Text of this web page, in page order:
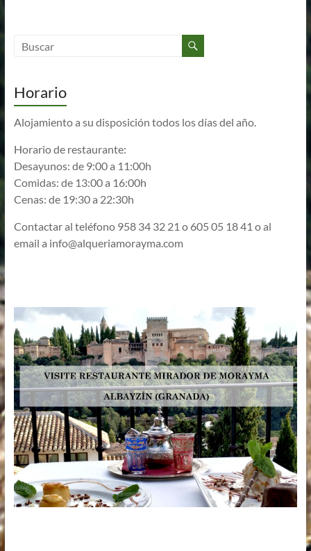
Horario
Alojamiento a su disposición todos los días del año.
Horario de restaurante:
Desayunos: de 9:00 a 11:00h
Comidas: de 13:00 a 16:00h
Cenas: de 19:30 a 22:30h
Contactar al teléfono 958 34 32 21 o 605 05 18 41 o al
email a info@alqueriamorayma.com